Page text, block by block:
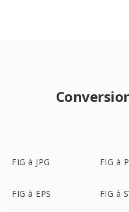
FIG à JPG FIG à
FIG à EPS FIG à